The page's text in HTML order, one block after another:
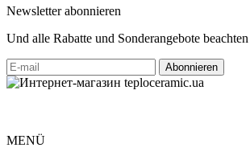
Newsletter abonnieren
Und alle Rabatte und Sonderangebote beachten
MENÜ